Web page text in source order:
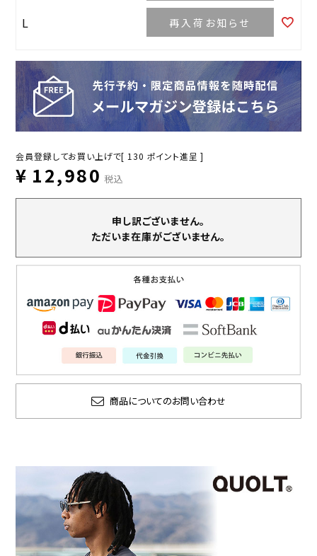
L 再入荷お知らせ
会員登録してお買い上げで[ 130 ポイント進呈 ]
¥ 12,980 税込
申し訳ございません。
ただいま在庫がございません。
商品についてのお問い合わせ